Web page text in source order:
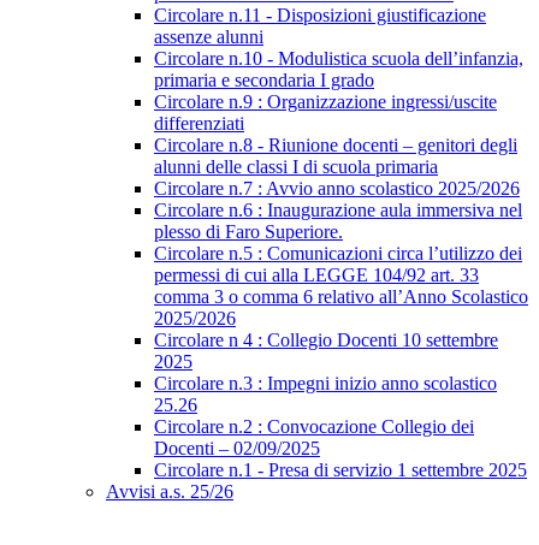
Circolare n.11 - Disposizioni giustificazione
assenze alunni
Circolare n.10 - Modulistica scuola dell’infanzia,
primaria e secondaria I grado
Circolare n.9 : Organizzazione ingressi/uscite
differenziati
Circolare n.8 - Riunione docenti – genitori degli
alunni delle classi I di scuola primaria
Circolare n.7 : Avvio anno scolastico 2025/2026
Circolare n.6 : Inaugurazione aula immersiva nel
plesso di Faro Superiore.
Circolare n.5 : Comunicazioni circa l’utilizzo dei
permessi di cui alla LEGGE 104/92 art. 33
comma 3 o comma 6 relativo all’Anno Scolastico
2025/2026
Circolare n 4 : Collegio Docenti 10 settembre
2025
Circolare n.3 : Impegni inizio anno scolastico
25.26
Circolare n.2 : Convocazione Collegio dei
Docenti – 02/09/2025
Circolare n.1 - Presa di servizio 1 settembre 2025
Avvisi a.s. 25/26